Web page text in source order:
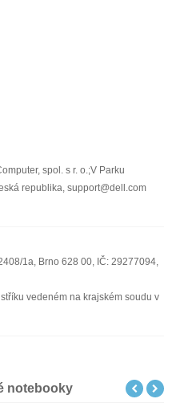
spol. s r. o.;V Parku
republika, support@dell.com
1a, Brno 628 00, IČ: 29277094,
vedeném na krajském soudu v
notebooky